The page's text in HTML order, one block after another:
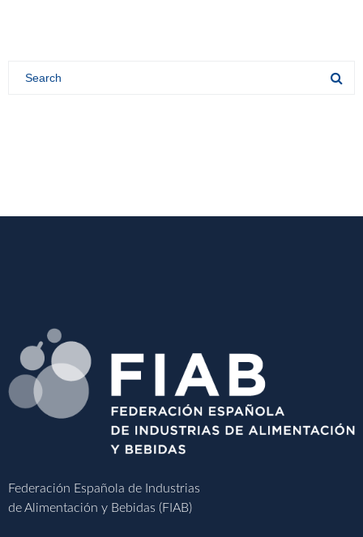
Federación Española de Industrias
de Alimentación y Bebidas (FIAB)